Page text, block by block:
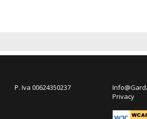
P. Iva 00624350237
Privacy